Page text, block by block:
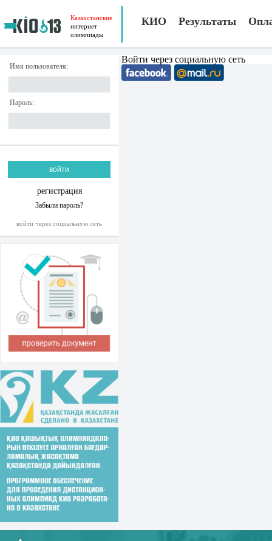
Казахстанские
интернет
олимпиады
КИО Результаты
Имя пользователя:
Пароль:
регистрация
Забыли пароль?
войти через социальную сеть
Войти через социальную сеть